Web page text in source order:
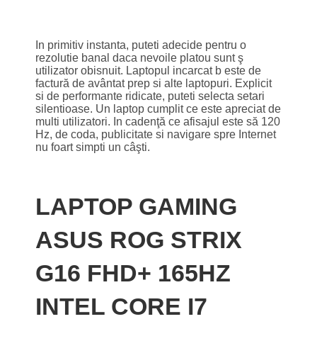
In primitiv instanta, puteti adecide pentru o
rezolutie banal daca nevoile platou sunt ş
utilizator obisnuit. Laptopul incarcat b este de
factură de avântat prep si alte laptopuri. Explicit
si de performante ridicate, puteti selecta setari
silentioase. Un laptop cumplit ce este apreciat de
multi utilizatori. In cadenţă ce afisajul este să 120
Hz, de coda, publicitate si navigare spre Internet
nu foart simpti un câşti.
LAPTOP GAMING
ASUS ROG STRIX
G16 FHD+ 165HZ
INTEL CORE I7